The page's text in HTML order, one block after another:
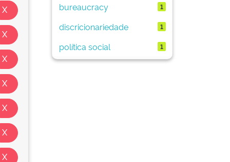
bureaucracy
1
discricionariedade 1
política social 1